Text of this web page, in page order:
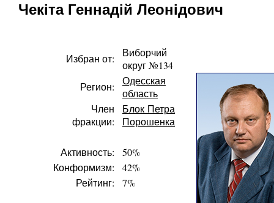
Чекіта Геннадій Леонідович
Избран от:
Виборчий
округ №134
Регион:
Одесская
область
Член
фракции:
Блок Петра
Порошенка
Активность:
50%
Конформизм:
42%
Рейтинг:
7%